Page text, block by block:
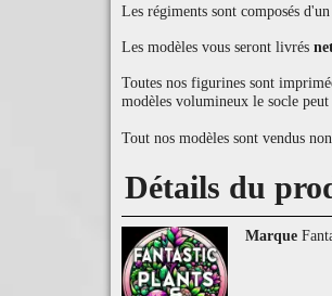
Les régiments sont composés
Les modèles vous seront livrés
Toutes nos figurines sont
modèles volumineux le socle
Tout nos modèles sont vendus
Détails du
Marque